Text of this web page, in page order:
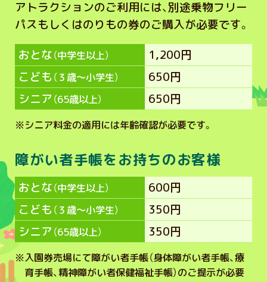
アトラクションのご利用には、別途乗物フリー
パスもしくはのりもの券のご購入が必要です。
おとな（中学生以上）
1,200円
こども （３歳～小学生）
650円
シニア （65歳以上） 650円
※シニア料金の適用には年齢確認が必要です。
障がい者手帳をお持ちのお客様
おとな（中学生以上）
600円
こども （３歳～小学生）
350円
シニア （65歳以上） 350円
※入園券売場にて障がい者手帳（身体障がい者手帳、療
育手帳、精神障がい者保健福祉手帳）のご提示が必要